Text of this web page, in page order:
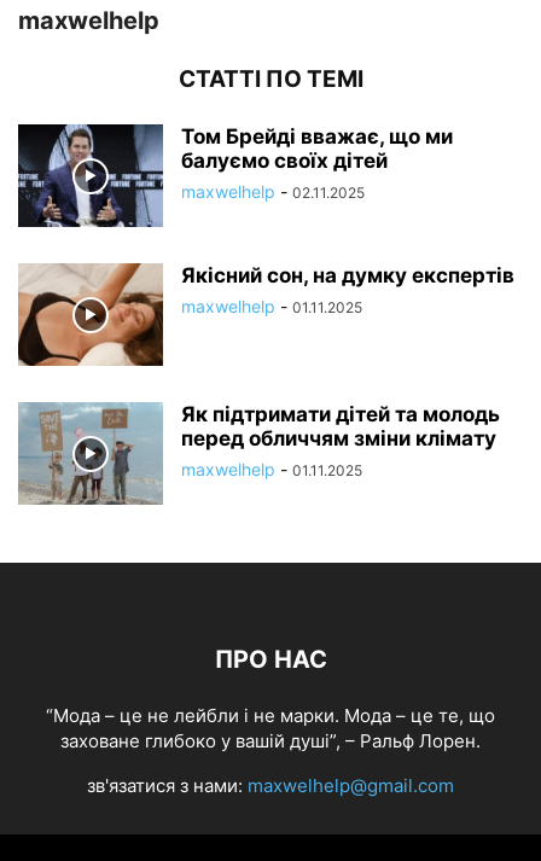
maxwelhelp
СТАТТІ ПО ТЕМІ
Том Брейді вважає, що ми
балуємо своїх дітей
maxwelhelp - 02.11.2025
Якісний сон, на думку експертів
maxwelhelp - 01.11.2025
Як підтримати дітей та молодь
перед обличчям зміни клімату
maxwelhelp - 01.11.2025
ПРО НАС
“Мода – це не лейбли і не марки. Мода – це те, що
заховане глибоко у вашій душі”, – Ральф Лорен.
зв'язатися з нами: maxwelhelp@gmail.com